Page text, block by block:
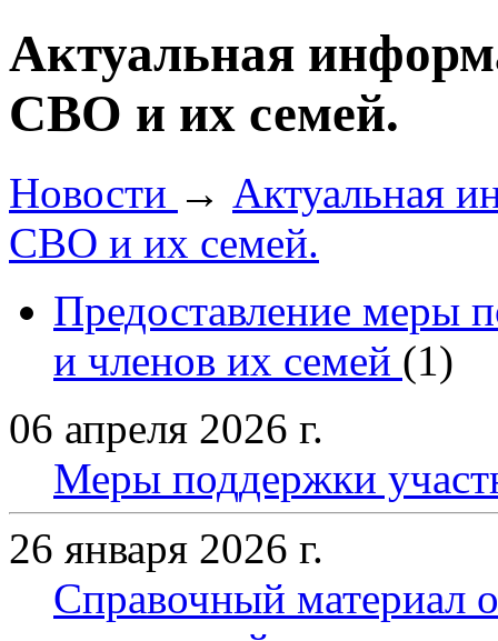
Актуальная
СВО и их семей.
Новости → Актуальная
СВО и их семей.
Предоставление меры
и членов их семей (1)
06 апреля 2026 г.
Меры поддержки
26 января 2026 г.
Справочный материал